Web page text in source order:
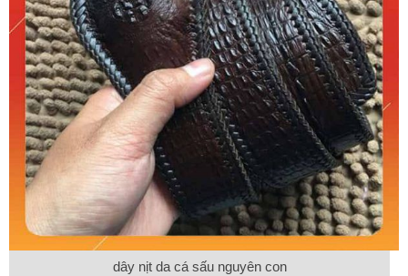
dây nịt da cá sấu nguyên con